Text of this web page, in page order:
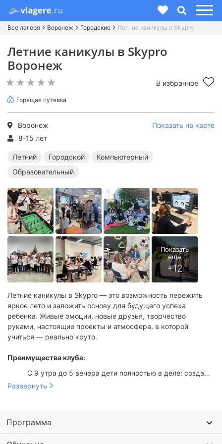
Все лагеря Воронеж Городские Летние каникулы в Skypro
Летние каникулы в Skypro
Воронеж
В избранное
Горящая путевка
Воронеж
Показать на карте
8-15 лет
Летний Городской
Компьютерный
Образовательный
Летние каникулы в Skypro — это возможность пережить
яркое лето и заложить основу для будущего успеха
ребенка. Живые эмоции, новые друзья, творчество
руками, настоящие проекты и атмосфера, в которой
учиться — реально круто.
Преимущества клуба:
С 9 утра до 5 вечера дети полностью в деле: создают,
общаются, смеются и растут. Опытные наставники
За две недели — целый портфель работ. Сайт, игра,
Никаких повторов. Две смены — две совершенно
разные программы. Новые проекты, новые
Развернуть
Программа